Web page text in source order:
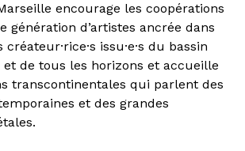
encourage les coopérations
génération d’artistes ancrée dans
issu·e·s du bassin
de tous les horizons et accueille
transcontinentales qui parlent des
et des grandes